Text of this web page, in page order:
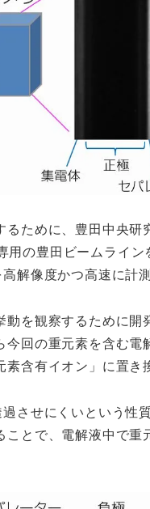
ために、豊田中央
の豊田ビームライ
解像度かつ高速に計
動を観察するために
回の重元素を含む
含有イオン」に置き
させにくいという
とで、電解液中で